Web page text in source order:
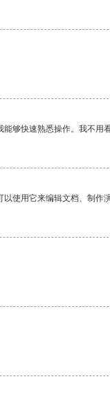
够快速熟悉操作。我不用
使用它来编辑文档、制作